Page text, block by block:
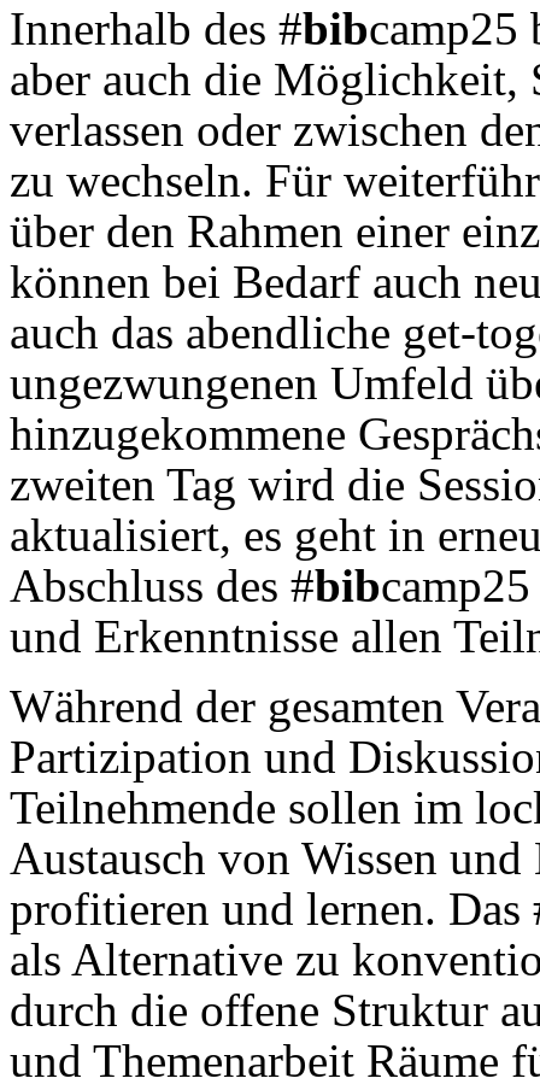
Innerhalb des #bibcamp25
aber auch die Möglichkeit,
verlassen oder zwischen
zu wechseln. Für
über den Rahmen einer
können bei Bedarf auch
auch das abendliche get-
ungezwungenen Umfeld
hinzugekommene
zweiten Tag wird die
aktualisiert, es geht in
Abschluss des #bib
und Erkenntnisse allen
Während der gesamten
Partizipation und
Teilnehmende sollen im
Austausch von Wissen
profitieren und lernen. Das
als Alternative zu
durch die offene Struktur
und Themenarbeit Räume